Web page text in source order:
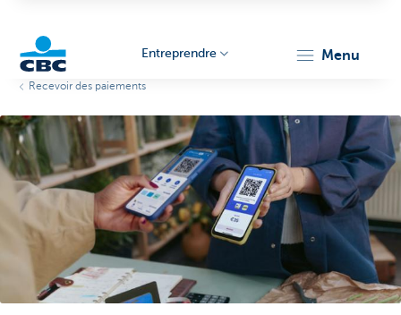
Entreprendre menu
Recevoir des paiements